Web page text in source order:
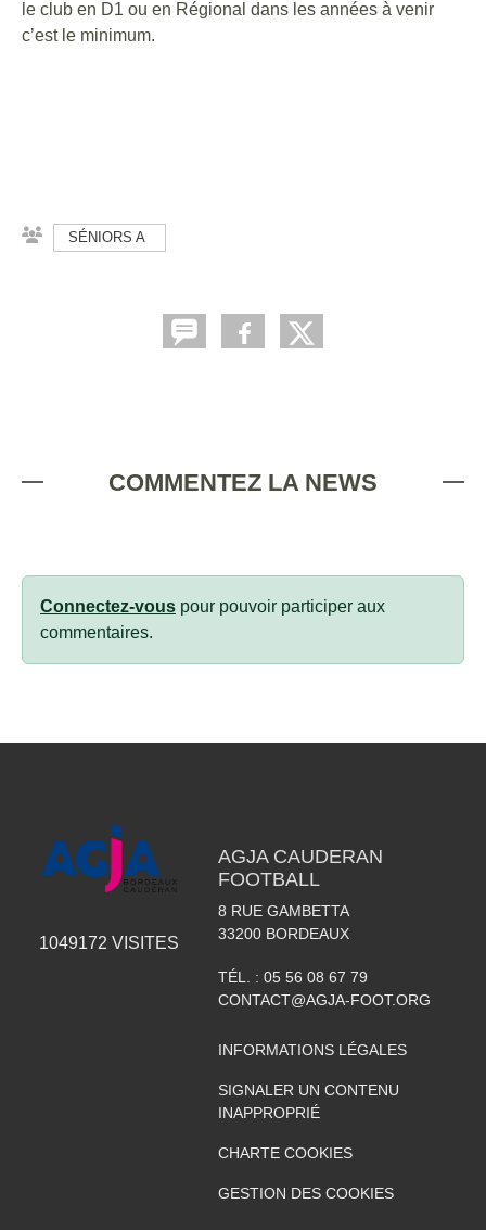
le club en D1 ou en Régional dans les années à venir
c’est le minimum.
SÉNIORS A
COMMENTEZ LA NEWS
Connectez-vous pour pouvoir participer aux
commentaires.
1049172 VISITES
AGJA CAUDERAN
FOOTBALL
8 RUE GAMBETTA
33200 BORDEAUX
TÉL. : 05 56 08 67 79
CONTACT@AGJA-FOOT.ORG
INFORMATIONS LÉGALES
SIGNALER UN CONTENU
INAPPROPRIÉ
CHARTE COOKIES
GESTION DES COOKIES